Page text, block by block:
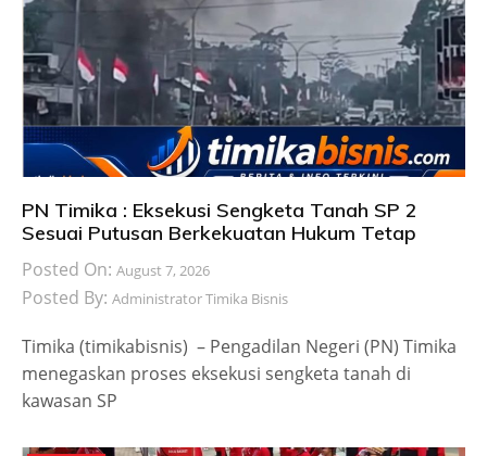
PN Timika : Eksekusi Sengketa Tanah SP 2
Sesuai Putusan Berkekuatan Hukum Tetap
Posted On: August 7, 2026
Posted By: Administrator Timika Bisnis
Timika (timikabisnis) – Pengadilan Negeri (PN) Timika
menegaskan proses eksekusi sengketa tanah di
kawasan SP